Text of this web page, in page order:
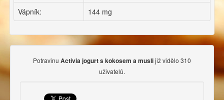
Vápník:
144 mg
Potravinu Activia jogurt s kokosem a muslijiž vidělo 310
uživatelů.